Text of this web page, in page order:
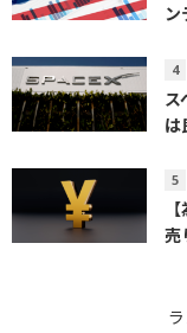
ン
ス
は
売